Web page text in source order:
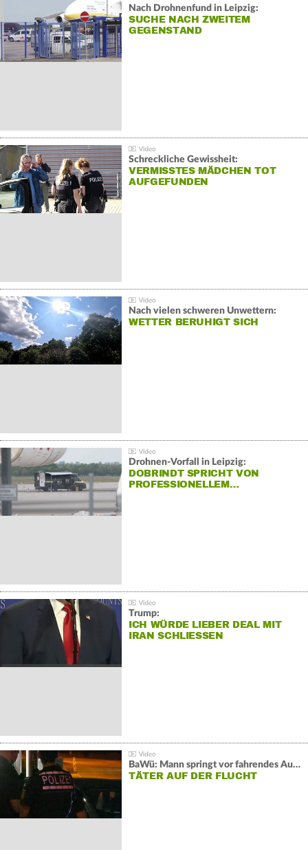
Nach Drohnenfund in Leipzig:
SUCHE NACH ZWEITEM
GEGENSTAND
Schreckliche Gewissheit:
VERMISSTES MÄDCHEN TOT
AUFGEFUNDEN
Nach vielen schweren Unwettern:
WETTER BERUHIGT SICH
Drohnen-Vorfall in Leipzig:
DOBRINDT SPRICHT VON
PROFESSIONELLEM…
Trump:
ICH WÜRDE LIEBER DEAL MIT
IRAN SCHLIESSEN
BaWü: Mann springt vor fahrendes Auto und schießt
TÄTER AUF DER FLUCHT